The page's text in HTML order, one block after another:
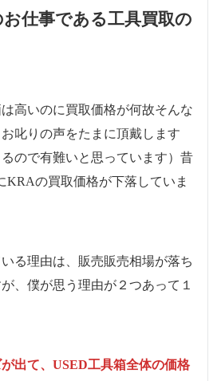
仕事である工具買取の
高いのに買取価格が何故そんな
叱りの声をたまに頂戴します
るので有難いと思っています）昔
の買取価格が下落していま
る理由は、販売販売相場が落ち
、僕が思う理由が２つあって１
出て、USED工具箱全体の価格